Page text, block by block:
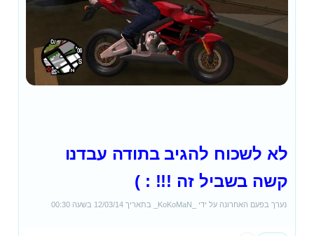
לא לשכוח להגיב בתודה עבדנו
קשה בשביל זה !!! : )
נערך בפעם האחרונה על ידי _KoKoMaN_ בתאריך 12/03/14 בשעה 00:30